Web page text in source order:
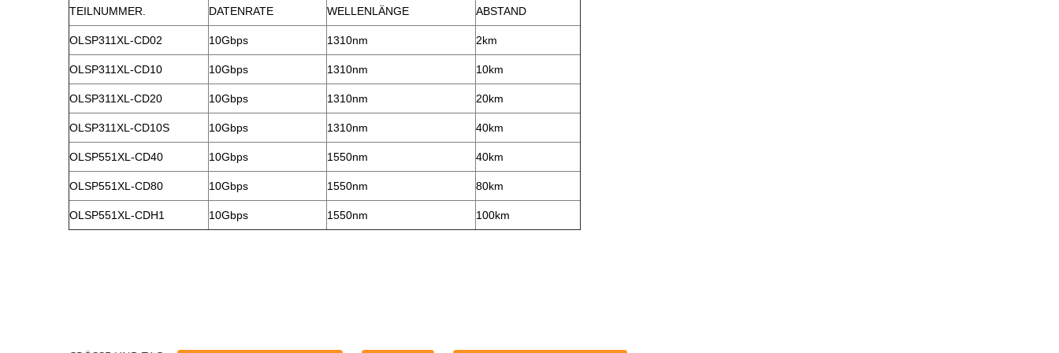
TEILNUMMER. DATENRATE WELLENLÄNGE ABSTAND
OLSP311XL-CD02 10Gbps 1310nm 2km
OLSP311XL-CD10 10Gbps 1310nm 10km
OLSP311XL-CD20 10Gbps 1310nm 20km
OLSP311XL-CD10S 10Gbps 1310nm 40km
OLSP551XL-CD40 10Gbps 1550nm 40km
OLSP551XL-CD80 10Gbps 1550nm 80km
OLSP551XL-CDH1 10Gbps 1550nm 100km